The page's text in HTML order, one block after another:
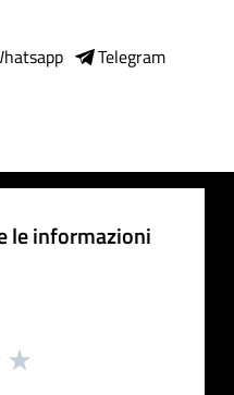
Telegram
le informazioni